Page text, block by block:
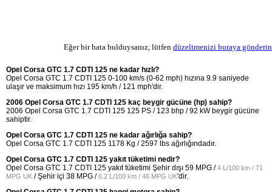
Eğer bir hata bulduysanız, lütfen düzeltmenizi buraya gönderin
Opel Corsa GTC 1.7 CDTI 125 ne kadar hızlı?
Opel Corsa GTC 1.7 CDTI 125 0-100 km/s (0-62 mph) hızına 9.9 saniyede
ulaşır ve maksimum hızı 195 km/h / 121 mph'dir.
2006 Opel Corsa GTC 1.7 CDTI 125 kaç beygir gücüne (hp) sahip?
2006 Opel Corsa GTC 1.7 CDTI 125 125 PS / 123 bhp / 92 kW beygir gücüne
sahiptir.
Opel Corsa GTC 1.7 CDTI 125 ne kadar ağırlığa sahip?
Opel Corsa GTC 1.7 CDTI 125 1178 Kg / 2597 lbs ağırlığındadır.
Opel Corsa GTC 1.7 CDTI 125 yakıt tüketimi nedir?
Opel Corsa GTC 1.7 CDTI 125 yakıt tüketimi Şehir dışı 59 MPG /4 L/100 km / 71
MPG UK / Şehir içi 38 MPG /6.2 L/100 km / 46 MPG UK'dir.